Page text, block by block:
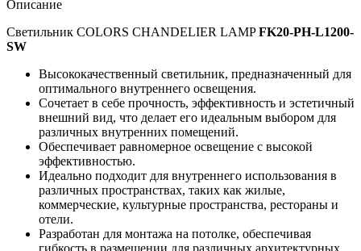
Описание
Светильник COLORS CHANDELIER LAMPFK20-PH-L1200-
SW
Высококачественный светильник, предназначенный для
оптимального внутреннего освещения.
Сочетает в себе прочность, эффективность и эстетичный
внешний вид, что делает его идеальным выбором для
различных внутренних помещений.
Обеспечивает равномерное освещение с высокой
эффективностью.
Идеально подходит для внутреннего использования в
различных пространствах, таких как жилые,
коммерческие, культурные пространства, рестораны и
отели.
Разработан для монтажа на потолке, обеспечивая
гибкость в размещении для различных архитектурных